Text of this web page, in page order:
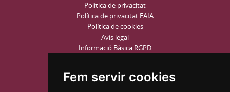
Fem servir cookies
Política de privacitat
Política de privacitat EAIA
Política de cookies
Avís legal
Informació Bàsica RGPD